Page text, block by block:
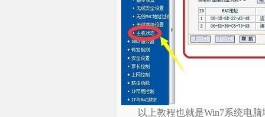
以上教程也就是Win7系统电